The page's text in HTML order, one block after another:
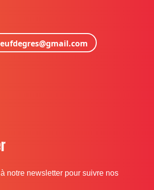
notre newsletter pour suivre nos